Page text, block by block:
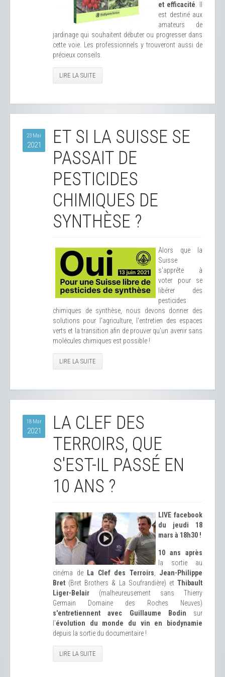
et efficacité
est destiné aux
amateurs de
jardinage qui souhaitent débuter ou progresser dans
cette voie. Les professionnels y trouveront aussi de
précieux conseils.
LIRE LA SUITE
23 Mai
2021
ET SI LA SUISSE SE
PASSAIT DE
PESTICIDES
CHIMIQUES DE
SYNTHÈSE ?
Alors que la
Suisse
s'apprête à
voter pour se
libérer des
pesticides
chimiques de synthèse, nous devons donner des
solutions pour l'agriculture, l'entretien des espaces
verts et la transition afin de prouver qu'un avenir sans
molécules chimiques est possible !
LIRE LA SUITE
18 Mar
2021
LA CLEF DES
TERROIRS, QUE
S'EST-IL PASSÉ EN
10 ANS ?
LIVE facebook
du jeudi 18
mars à 18h30 !
10 ans après
la sortie au
cinéma de
La Clef des Terroirs
Jean-Philippe
Bret (Bret Brothers & La Soufrandière) et Thibault
Liger-Belair (malheureusement sans Thierry
Germain Domaine des Roches Neuves)
s'entretiennent avec Guillaume Bodin sur
l'évolution du monde du vin en biodynamie
depuis la sortie du documentaire !
LIRE LA SUITE